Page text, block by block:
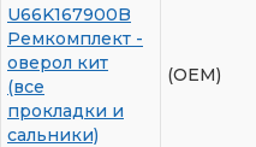
U66K167900B
Ремкомплект -
оверол кит
(все
прокладки и
сальники)
(OEM)